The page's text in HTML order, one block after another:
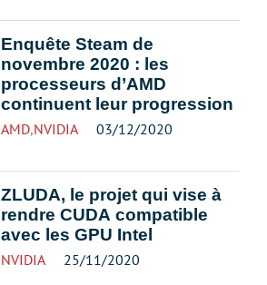
Enquête Steam de
novembre 2020 : les
processeurs d’AMD
continuent leur progression
AMD,NVIDIA 03/12/2020
ZLUDA, le projet qui vise à
rendre CUDA compatible
avec les GPU Intel
NVIDIA 25/11/2020